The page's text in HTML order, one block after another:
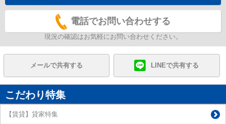
電話でお問い合わせする
現況の確認はお気軽にお問い合わせください。
メールで共有する LINEで共有する
こだわり特集
【賃貸】貸家特集